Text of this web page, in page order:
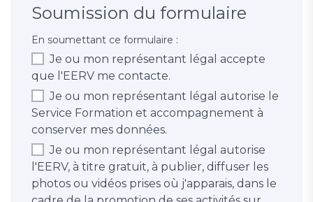
Soumission du formulaire
En soumettant ce formulaire :
Je ou mon représentant légal accepte
que l'EERV me contacte.
Je ou mon représentant légal autorise le
Service Formation et accompagnement à
conserver mes données.
Je ou mon représentant légal autorise
l'EERV, à titre gratuit, à publier, diffuser les
photos ou vidéos prises où j'apparais, dans le